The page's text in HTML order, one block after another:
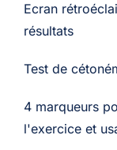
Ecran
résultats
Test de
4 marqueurs
l'exercice et